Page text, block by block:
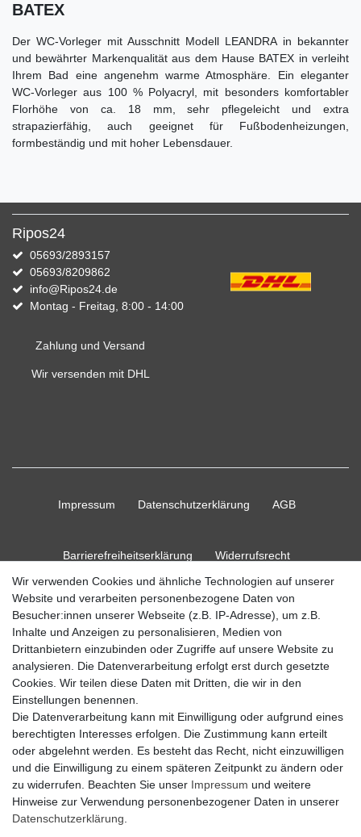
BATEX
Der WC-Vorleger mit Ausschnitt Modell LEANDRA in bekannter
und bewährter Markenqualität aus dem Hause BATEX in verleiht
Ihrem Bad eine angenehm warme Atmosphäre. Ein eleganter
WC-Vorleger aus 100 % Polyacryl, mit besonders komfortabler
Florhöhe von ca. 18 mm, sehr pflegeleicht und extra
strapazierfähig, auch geeignet für Fußbodenheizungen,
formbeständig und mit hoher Lebensdauer.
Ripos24
05693/2893157
05693/8209862
info@Ripos24.de
Montag - Freitag, 8:00 - 14:00
Zahlung und Versand
Wir versenden mit DHL
Impressum Daten­schutz­erklärung AGB
Barrierefreiheitserklärung Widerrufs­recht
Vertrag widerrufen Kontakt
© Copyright 2026 Ripos24| Alle Rechte vorbehalten.
Wir verwenden Cookies und ähnliche Technologien auf unserer
Website und verarbeiten personenbezogene Daten von
Besucher:innen unserer Webseite (z.B. IP-Adresse), um z.B.
Inhalte und Anzeigen zu personalisieren, Medien von
Drittanbietern einzubinden oder Zugriffe auf unsere Website zu
analysieren. Die Datenverarbeitung erfolgt erst durch gesetzte
Cookies. Wir teilen diese Daten mit Dritten, die wir in den
Einstellungen benennen.
Die Datenverarbeitung kann mit Einwilligung oder aufgrund eines
berechtigten Interesses erfolgen. Die Zustimmung kann erteilt
oder abgelehnt werden. Es besteht das Recht, nicht einzuwilligen
und die Einwilligung zu einem späteren Zeitpunkt zu ändern oder
zu widerrufen. Beachten Sie unser Impressum und weitere
Hinweise zur Verwendung personenbezogener Daten in unserer
Daten­schutz­erklärung